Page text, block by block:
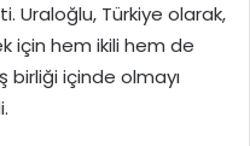
Uraloğlu, Türkiye olarak,
için hem ikili hem de
birliği içinde olmayı